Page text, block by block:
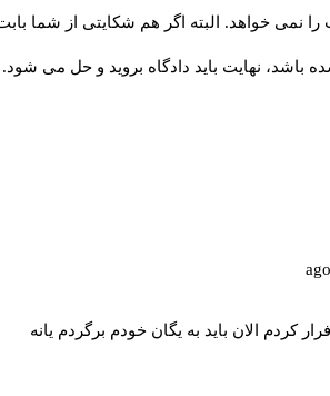
خواهد. البته اگر هم شکایتی از شما بابت
نهایت باید دادگاه بروید و حل می شود.